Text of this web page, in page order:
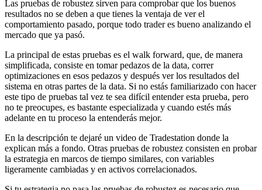
Las pruebas de robustez sirven para comprobar que los buenos
resultados no se deben a que tienes la ventaja de ver el
comportamiento pasado, porque todo trader es bueno analizando el
mercado que ya pasó.
La principal de estas pruebas es el walk forward, que, de manera
simplificada, consiste en tomar pedazos de la data, correr
optimizaciones en esos pedazos y después ver los resultados del
sistema en otras partes de la data. Si no estás familiarizado con hacer
este tipo de pruebas tal vez te sea difícil entender esta prueba, pero
no te preocupes, es bastante especializada y cuando estés más
adelante en tu proceso la entenderás mejor.
En la descripción te dejaré un video de Tradestation donde la
explican más a fondo. Otras pruebas de robustez consisten en probar
la estrategia en marcos de tiempo similares, con variables
ligeramente cambiadas y en activos correlacionados.